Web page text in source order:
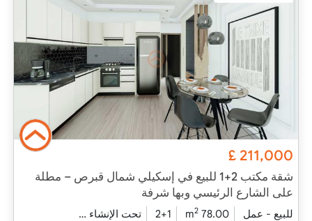
211,000
£
شقة مكتب 2+1 للبيع في إسكيلي شمال قبرص – مطلة
على الشارع الرئيسي وبها شرفة
للبيع - عمل 78.00 m
2
2+1 تحت الإنشاء